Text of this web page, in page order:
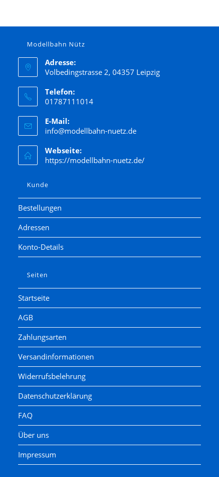
Modellbahn Nütz
Adresse:
Volbedingstrasse 2, 04357 Leipzig
Telefon:
01787111014
E-Mail:
info@modellbahn-nuetz.de
Webseite:
https://modellbahn-nuetz.de/
Kunde
Bestellungen
Adressen
Konto-Details
Seiten
Startseite
AGB
Zahlungsarten
Versandinformationen
Widerrufsbelehrung
Datenschutzerklärung
FAQ
Über uns
Impressum